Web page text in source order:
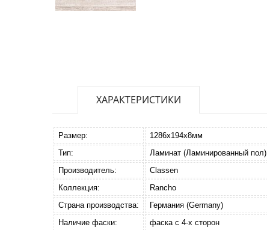
ХАРАКТЕРИСТИКИ
Размер:
1286x194x8мм
Тип:
Ламинат (Ламинированный пол)
Производитель:
Classen
Коллекция:
Rancho
Страна производства:
Германия (Germany)
Наличие фаски:
фаска с 4-х сторон